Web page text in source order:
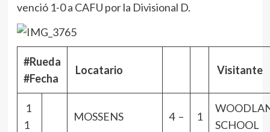
venció 1-0 a CAFU por la Divisional D.
#Rueda
#Fecha
Locatario Visitante
1
1
MOSSENS 4 – 1
SCHOOL